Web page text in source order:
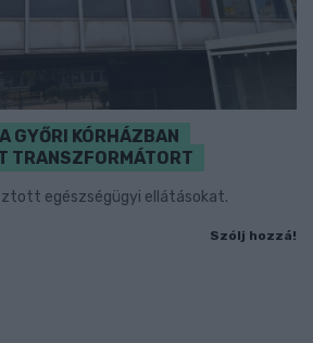
GYŐRI KÓRHÁZBAN
TRANSZFORMÁTORT
egészségügyi ellátásokat.
Szólj hozzá!